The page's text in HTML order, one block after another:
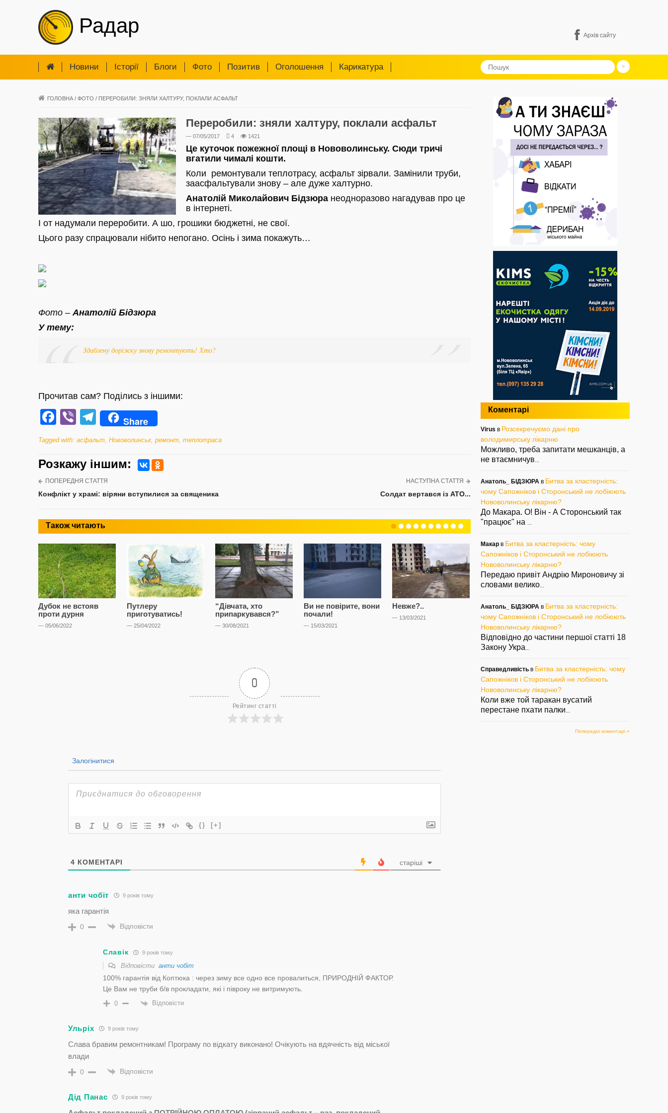
Радар Архів сайту
Новини Iсторії Блоги Фото Позитив Оголошення Карикатура
ГОЛОВНА / ФОТО / ПЕРЕРОБИЛИ: ЗНЯЛИ ХАЛТУРУ, ПОКЛАЛИ АСФАЛЬТ
Переробили: зняли халтуру, поклали асфальт
— 07/05/2017 4 1421
Це куточок пожежної площі в Нововолинську. Сюди тричі
вгатили чималі кошти.
Коли ремонтували теплотрасу, асфальт зірвали. Замінили труби,
заасфальтували знову – але дуже халтурно.
Анатолій Миколайович Бідзюра неодноразово нагадував про це
в інтернеті.
І от надумали переробити. А шо, грошики бюджетні, не свої.
Цього разу спрацювали нібито непогано. Осінь і зима покажуть…
Фото –Анатолій Бідзюра
У тему:
Здиблену доріжку знову ремонтують! Хто?
Прочитав сам? Поділись з іншими:
Facebook
ViberTelegram
Share
Tagged with: асфальт, Нововолинськ, ремонт, теплотраса
Розкажу iншим:
ПОПЕРЕДНЯ СТАТТЯ
Конфлікт у храмі: віряни вступилися за священика
НАСТУПНА СТАТТЯ
Солдат вертався із АТО...
Також читають
Дубок не встояв
проти дурня
— 05/06/2022
Путлеру
приготуватись!
— 25/04/2022
“Дівчата, хто
припаркувався?”
— 30/08/2021
Ви не повірите, вони
почали!
— 15/03/2021
Невже?..
— 13/03/2021
Найгарніший
будинок у
Нововолинську
— 03/02/2021
Троянда розквітла
якраз на Різдво
0
Рейтинг статті
Залогінитися
{} [+]
4 КОМЕНТАРІ старіші
анти чобіт 9 років тому
яка гарантія
0 Відповісти
Славік 9 років тому
Відповісти анти чобіт
100% гарантія від Коптюка : через зиму все одно все провалиться, ПРИРОДНІЙ ФАКТОР.
Це Вам не труби б/в прокладати, які і півроку не витримують.
0 Відповісти
Ульріх 9 років тому
Слава бравим ремонтникам! Програму по відкату виконано! Очікують на вдячність від міської
влади
0 Відповісти
Дід Панас 9 років тому
Коментарі
Virus в Розсекречуємо дані про
володимирську лікарню
Можливо, треба запитати мешканців, а
не втаємничув
Анатоль_ БІДЗЮРА в Битва за кластерність:
чому Сапожніков і Сторонський не лобіюють
Нововолинську лікарню?
До Макара. О! Він - А Сторонський так
"працює" на
Макар в Битва за кластерність: чому
Сапожніков і Сторонський не лобіюють
Нововолинську лікарню?
Передаю привіт Андрію Мироновичу зі
словами велико
Анатоль_ БІДЗЮРА в Битва за кластерність:
чому Сапожніков і Сторонський не лобіюють
Нововолинську лікарню?
Відповідно до частини першої статті 18
Закону Укра
Справедливість в Битва за кластерність: чому
Сапожніков і Сторонський не лобіюють
Нововолинську лікарню?
Коли вже той таракан вусатий
перестане пхати палки
Попередні коментарі »